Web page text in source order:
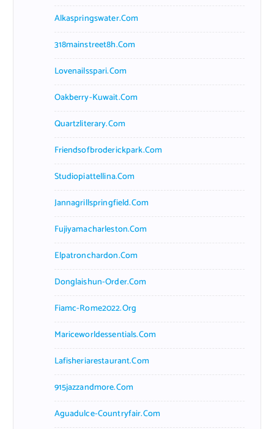
Alkaspringswater.com
318mainstreet8h.com
Lovenailsspari.com
Oakberry-Kuwait.com
Quartzliterary.com
Friendsofbroderickpark.com
Studiopiattellina.com
Jannagrillspringfield.com
Fujiyamacharleston.com
Elpatronchardon.com
Donglaishun-Order.com
Fiamc-Rome2022.org
Mariceworldessentials.com
Lafisheriarestaurant.com
915jazzandmore.com
Aguadulce-Countryfair.com